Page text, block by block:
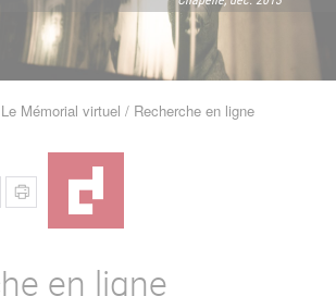
Mémorial virtuel Recherche en ligne
en ligne